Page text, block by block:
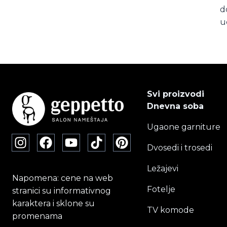
Napomena: cene na web
stranici su informativnog
karaktera i sklone su
promenama
Svi proizvodi
Dnevna soba
Ugaone garniture
Dvosedi i trosedi
Ležajevi
Fotelje
TV komode